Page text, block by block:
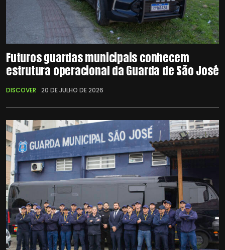
Futuros guardas municipais conhecem
estrutura operacional da Guarda de São José
DISCOVER 20 DE JULHO DE 2026